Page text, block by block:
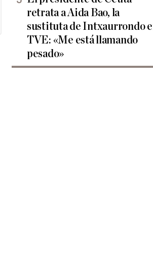
retrata a Aida Bao, la
sustituta de Intxaurrondo
TVE: «Me está llamando
pesado»